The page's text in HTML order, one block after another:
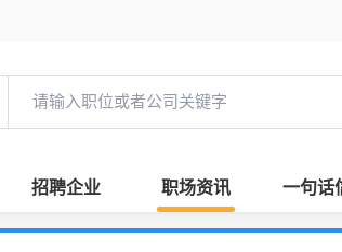
招聘企业 职场资讯 一句话